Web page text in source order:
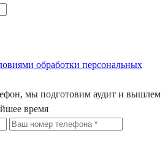
обработки персональных
мы подготовим аудит и вышлем
время